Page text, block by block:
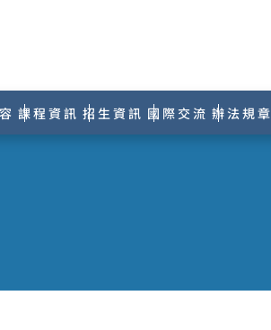
課程資訊 招生資訊 國際交流 辦法規章